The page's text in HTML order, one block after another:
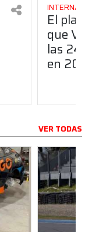
El
que
las
en
VER TODAS